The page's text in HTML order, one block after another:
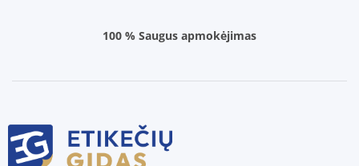
100 % Saugus apmokėjimas